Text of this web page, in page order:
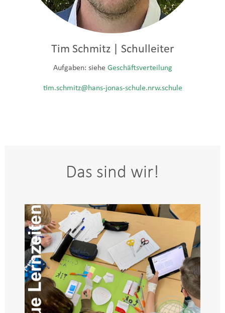
Tim Schmitz | Schulleiter
Aufgaben: siehe Geschäftsverteilung
tim.schmitz@hans-jonas-schule.nrw.schule
Das sind wir!